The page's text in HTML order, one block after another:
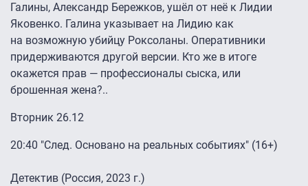
Галины, Александр Бережков, ушёл от неё к Лидии
Яковенко. Галина указывает на Лидию как
на возможную убийцу Роксоланы. Оперативники
придерживаются другой версии. Кто же в итоге
окажется прав — профессионалы сыска, или
брошенная жена?..
Вторник 26.12
20:40 "След. Основано на реальных событиях" (16+)
Детектив (Россия, 2023 г.)